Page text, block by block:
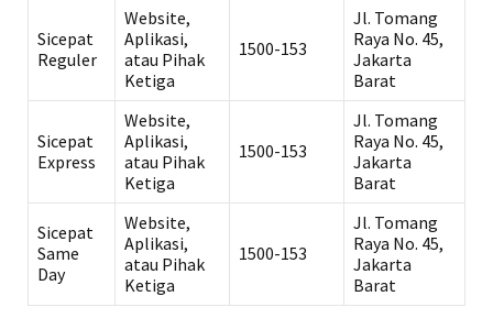
Sicepat
Reguler
Website,
Aplikasi,
atau Pihak
Ketiga
1500-153
Jl. Tomang
Raya No. 45,
Jakarta
Barat
Sicepat
Express
Website,
Aplikasi,
atau Pihak
Ketiga
1500-153
Jl. Tomang
Raya No. 45,
Jakarta
Barat
Sicepat
Same
Day
Website,
Aplikasi,
atau Pihak
Ketiga
1500-153
Jl. Tomang
Raya No. 45,
Jakarta
Barat